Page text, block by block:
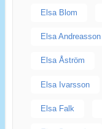
Elsa Blom
Elsa Andreasson
Elsa Åström
Elsa Ivarsson
Elsa Falk